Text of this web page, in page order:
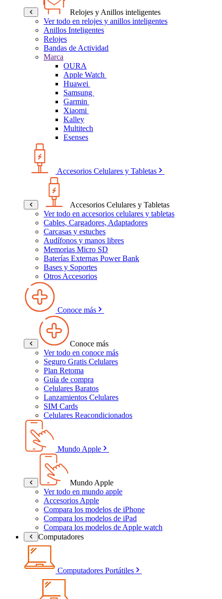
Relojes y Anillos inteligentes
Ver todo en relojes y anillos inteligentes
Anillos Inteligentes
Relojes
Bandas de Actividad
Marca
OURA
Apple Watch
Huawei
Samsung
Garmin
Xiaomi
Kalley
Multitech
Esenses
Accesorios Celulares y Tabletas
Accesorios Celulares y Tabletas
Ver todo en accesorios celulares y tabletas
Cables, Cargadores, Adaptadores
Carcasas y estuches
Audífonos y manos libres
Memorias Micro SD
Baterías Externas Power Bank
Bases y Soportes
Otros Accesorios
Conoce más
Conoce más
Ver todo en conoce más
Seguro Gratis Celulares
Plan Retoma
Guía de compra
Celulares Baratos
Lanzamientos Celulares
SIM Cards
Celulares Reacondicionados
Mundo Apple
Mundo Apple
Ver todo en mundo apple
Accesorios Apple
Compara los modelos de iPhone
Compara los modelos de iPad
Compara los modelos de Apple watch
Computadores
Computadores Portátiles